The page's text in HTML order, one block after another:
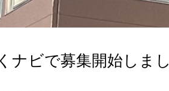
ナビで募集開始しま